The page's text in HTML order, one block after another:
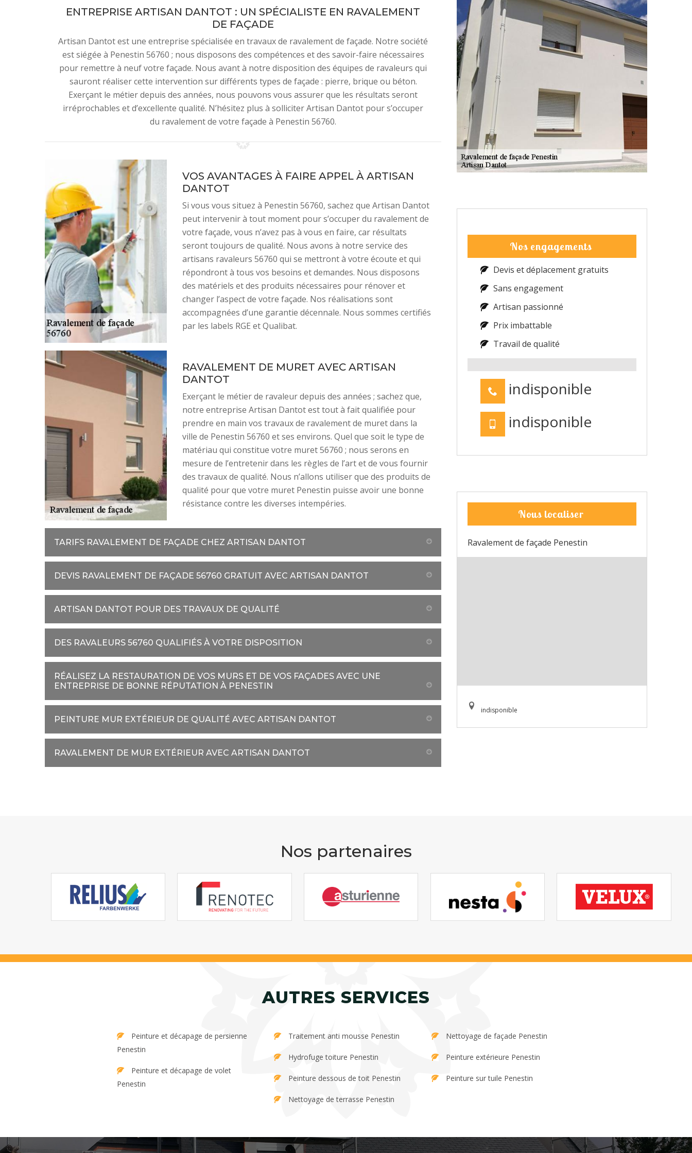
ENTREPRISE ARTISAN DANTOT : UN SPÉCIALISTE EN RAVALEMENT
DE FAÇADE
Artisan Dantot est une entreprise spécialisée en travaux de ravalement de façade. Notre société
est siégée à Penestin 56760 ; nous disposons des compétences et des savoir-faire nécessaires
pour remettre à neuf votre façade. Nous avant à notre disposition des équipes de ravaleurs qui
sauront réaliser cette intervention sur différents types de façade : pierre, brique ou béton.
Exerçant le métier depuis des années, nous pouvons vous assurer que les résultats seront
irréprochables et d’excellente qualité. N’hésitez plus à solliciter Artisan Dantot pour s’occuper
du ravalement de votre façade à Penestin 56760.
VOS AVANTAGES À FAIRE APPEL À ARTISAN
DANTOT
Si vous vous situez à Penestin 56760, sachez que Artisan Dantot
peut intervenir à tout moment pour s’occuper du ravalement de
votre façade, vous n’avez pas à vous en faire, car résultats
seront toujours de qualité. Nous avons à notre service des
artisans ravaleurs 56760 qui se mettront à votre écoute et qui
répondront à tous vos besoins et demandes. Nous disposons
des matériels et des produits nécessaires pour rénover et
changer l’aspect de votre façade. Nos réalisations sont
accompagnées d’une garantie décennale. Nous sommes certifiés
par les labels RGE et Qualibat.
RAVALEMENT DE MURET AVEC ARTISAN
DANTOT
Exerçant le métier de ravaleur depuis des années ; sachez que,
notre entreprise Artisan Dantot est tout à fait qualifiée pour
prendre en main vos travaux de ravalement de muret dans la
ville de Penestin 56760 et ses environs. Quel que soit le type de
matériau qui constitue votre muret 56760 ; nous serons en
mesure de l’entretenir dans les règles de l’art et de vous fournir
des travaux de qualité. Nous n’allons utiliser que des produits de
qualité pour que votre muret Penestin puisse avoir une bonne
résistance contre les diverses intempéries.
TARIFS RAVALEMENT DE FAÇADE CHEZ ARTISAN DANTOT
DEVIS RAVALEMENT DE FAÇADE 56760 GRATUIT AVEC ARTISAN DANTOT
ARTISAN DANTOT POUR DES TRAVAUX DE QUALITÉ
DES RAVALEURS 56760 QUALIFIÉS À VOTRE DISPOSITION
RÉALISEZ LA RESTAURATION DE VOS MURS ET DE VOS FAÇADES AVEC UNE
ENTREPRISE DE BONNE RÉPUTATION À PENESTIN
PEINTURE MUR EXTÉRIEUR DE QUALITÉ AVEC ARTISAN DANTOT
RAVALEMENT DE MUR EXTÉRIEUR AVEC ARTISAN DANTOT
Nos engagements
Devis et déplacement gratuits
Sans engagement
Artisan passionné
Prix imbattable
Travail de qualité
indisponible
indisponible
Nous localiser
Ravalement de façade Penestin
indisponible
Nos partenaires
AUTRES SERVICES
Penestin
Penestin
Traitement anti mousse Penestin
Hydrofuge toiture Penestin
Peinture dessous de toit Penestin
Nettoyage de terrasse Penestin
Nettoyage de façade Penestin
Peinture extérieure Penestin
Peinture sur tuile Penestin